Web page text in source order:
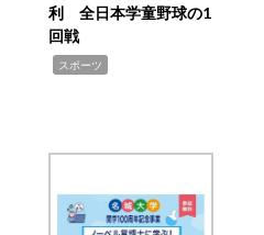
利 全日本学童野球の1
回戦
スポーツ